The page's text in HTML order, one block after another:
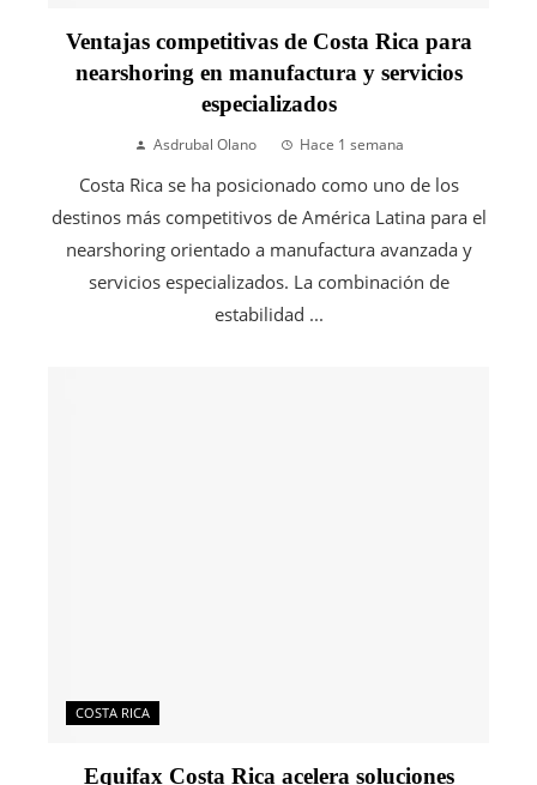
Ventajas competitivas de Costa Rica para
nearshoring en manufactura y servicios
especializados
Asdrubal Olano Hace 1 semana
Costa Rica se ha posicionado como uno de los
destinos más competitivos de América Latina para el
nearshoring orientado a manufactura avanzada y
servicios especializados. La combinación de
estabilidad ...
COSTA RICA
Equifax Costa Rica acelera soluciones